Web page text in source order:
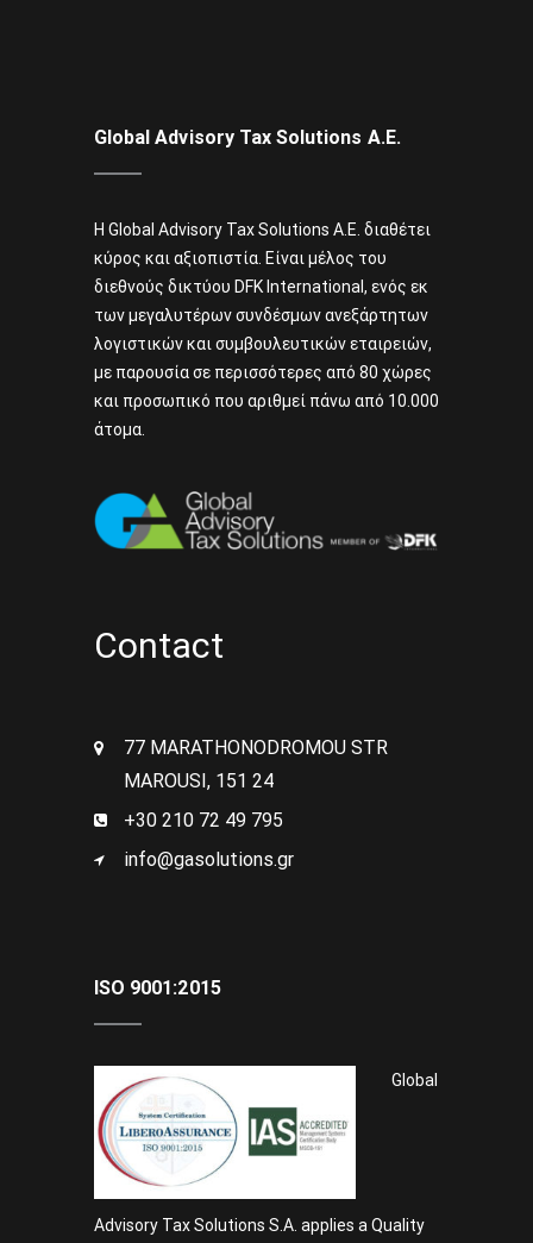
Global Advisory Tax Solutions Α.Ε.
Η Global Advisory Tax Solutions A.E. διαθέτει
κύρος και αξιοπιστία. Είναι μέλος του
διεθνούς δικτύου DFK International, ενός εκ
των μεγαλυτέρων συνδέσμων ανεξάρτητων
λογιστικών και συμβουλευτικών εταιρειών,
με παρουσία σε περισσότερες από 80 χώρες
και προσωπικό που αριθμεί πάνω από 10.000
άτομα.
Contact
77 MARATHONODROMOU STR
MAROUSI, 151 24
+30 210 72 49 795
info@gasolutions.gr
ISO 9001:2015
Global
Advisory Tax Solutions S.A. applies a Quality